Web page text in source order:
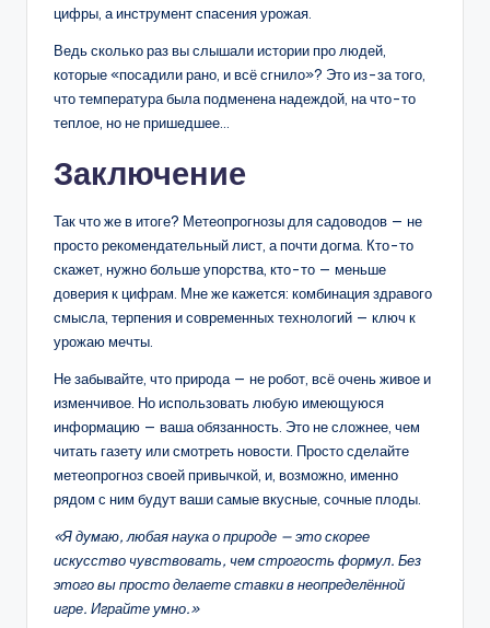
цифры, а инструмент спасения урожая.
Ведь сколько раз вы слышали истории про людей,
которые «посадили рано, и всё сгнило»? Это из-за того,
что температура была подменена надеждой, на что-то
теплое, но не пришедшее…
Заключение
Так что же в итоге? Метеопрогнозы для садоводов — не
просто рекомендательный лист, а почти догма. Кто-то
скажет, нужно больше упорства, кто-то — меньше
доверия к цифрам. Мне же кажется: комбинация здравого
смысла, терпения и современных технологий — ключ к
урожаю мечты.
Не забывайте, что природа — не робот, всё очень живое и
изменчивое. Но использовать любую имеющуюся
информацию — ваша обязанность. Это не сложнее, чем
читать газету или смотреть новости. Просто сделайте
метеопрогноз своей привычкой, и, возможно, именно
рядом с ним будут ваши самые вкусные, сочные плоды.
«Я думаю, любая наука о природе — это скорее
искусство чувствовать, чем строгость формул. Без
этого вы просто делаете ставки в неопределённой
игре. Играйте умно.»